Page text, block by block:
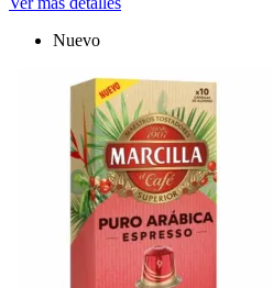
Nuevo